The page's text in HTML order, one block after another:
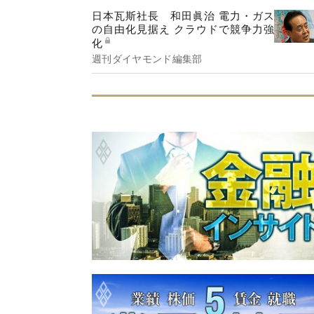
日本瓦斯社長 和田眞治 電力・ガス
の自由化見据え クラウドで競争力強
化
週刊ダイヤモンド編集部